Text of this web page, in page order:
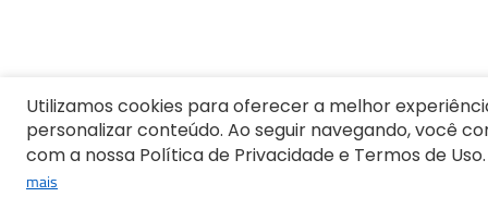
Utilizamos cookies para oferecer a melhor
personalizar conteúdo. Ao seguir navegando, você
com a nossa Política de Privacidade e Termos de Uso.
mais